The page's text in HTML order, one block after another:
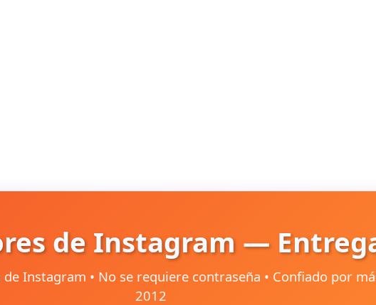
de Instagram —
Instagram • No se requiere contraseña • Confiado por
2012